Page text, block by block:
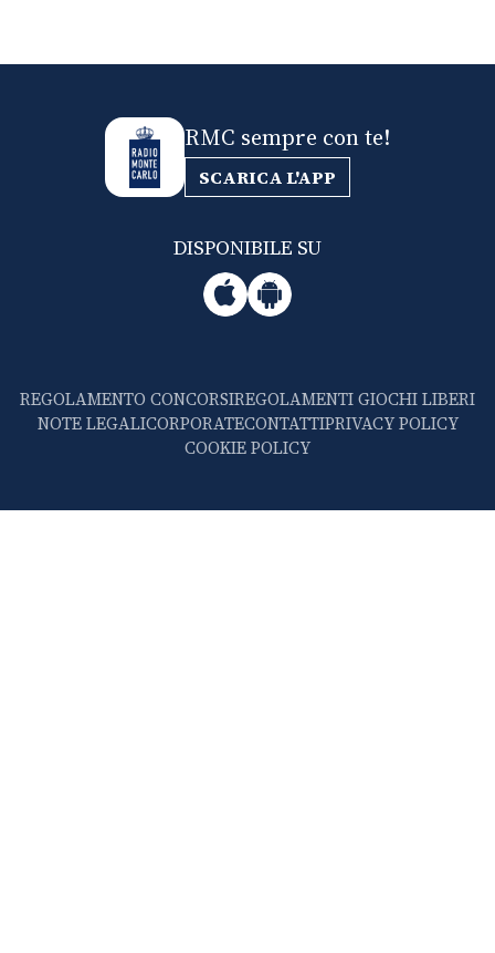
RMC sempre con te!
SCARICA L'APP
DISPONIBILE SU
REGOLAMENTO CONCORSIREGOLAMENTI GIOCHI LIBERI
NOTE LEGALICORPORATECONTATTIPRIVACY POLICY
COOKIE POLICY